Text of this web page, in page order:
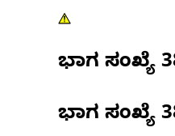
ಭಾಗ ಸಂಖ್ಯೆ
ಭಾಗ ಸಂಖ್ಯೆ